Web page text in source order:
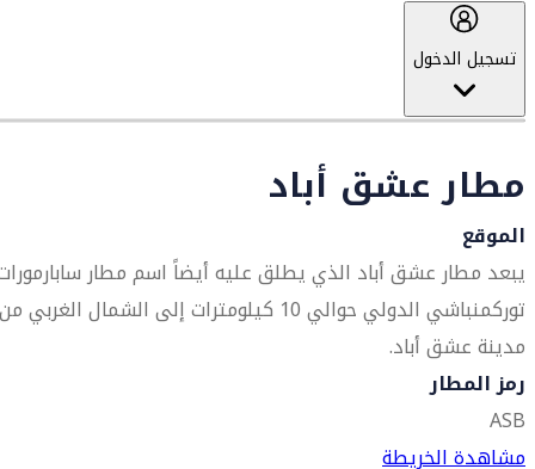
تسجيل الدخول
مطار عشق أباد
الموقع
يبعد مطار عشق أباد الذي يطلق عليه أيضاً اسم مطار
توركمنباشي الدولي حوالي 10 كيلومترات إلى الشمال الغربي من
مدينة عشق أباد.
رمز المطار
ASB
مشاهدة الخريطة